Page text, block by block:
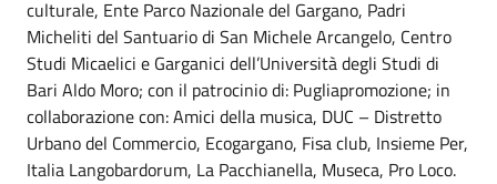
culturale, Ente Parco Nazionale del Gargano, Padri
Micheliti del Santuario di San Michele Arcangelo, Centro
Studi Micaelici e Garganici dell’Università degli Studi di
Bari Aldo Moro; con il patrocinio di: Pugliapromozione; in
collaborazione con: Amici della musica, DUC – Distretto
Urbano del Commercio, Ecogargano, Fisa club, Insieme Per,
Italia Langobardorum, La Pacchianella, Museca, Pro Loco.